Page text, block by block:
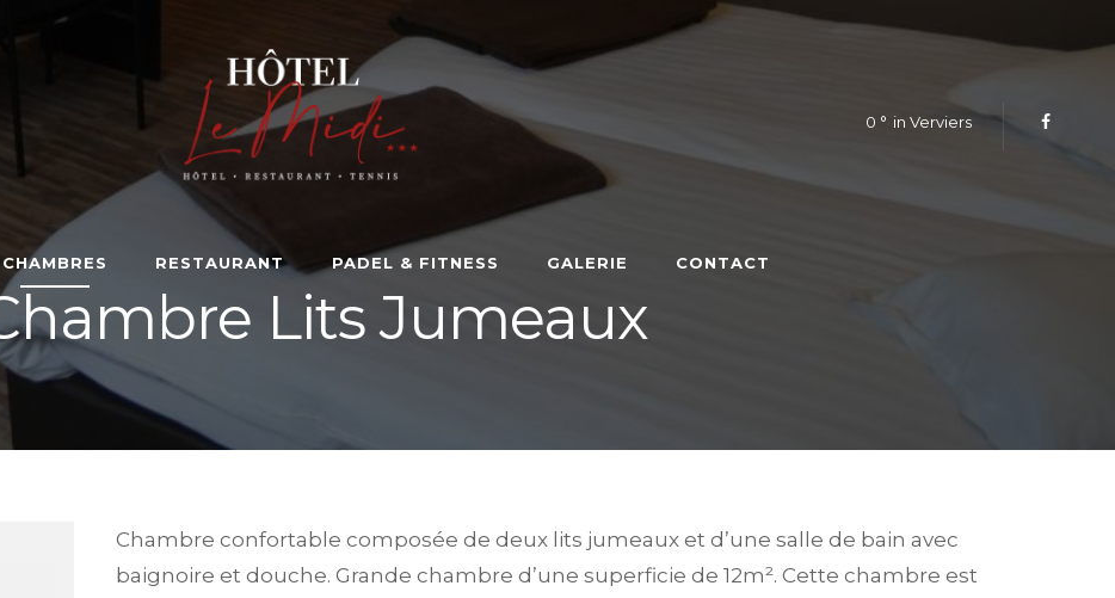
0 in Verviers
CHAMBRES RESTAURANT PADEL & FITNESS GALERIE CONTACT
Lits Jumeaux
Chambre confortable composée de deux lits jumeaux et d’une salle de bain avec
baignoire et douche. Grande chambre d’une superficie de 12m². Cette chambre est